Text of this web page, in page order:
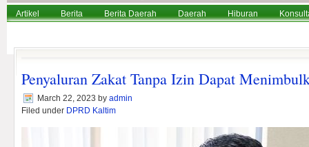
Artikel Berita Berita Daerah Daerah Hiburan
Penyaluran Zakat Tanpa Izin Dapat
March 22, 2023 by admin
Filed under DPRD Kaltim